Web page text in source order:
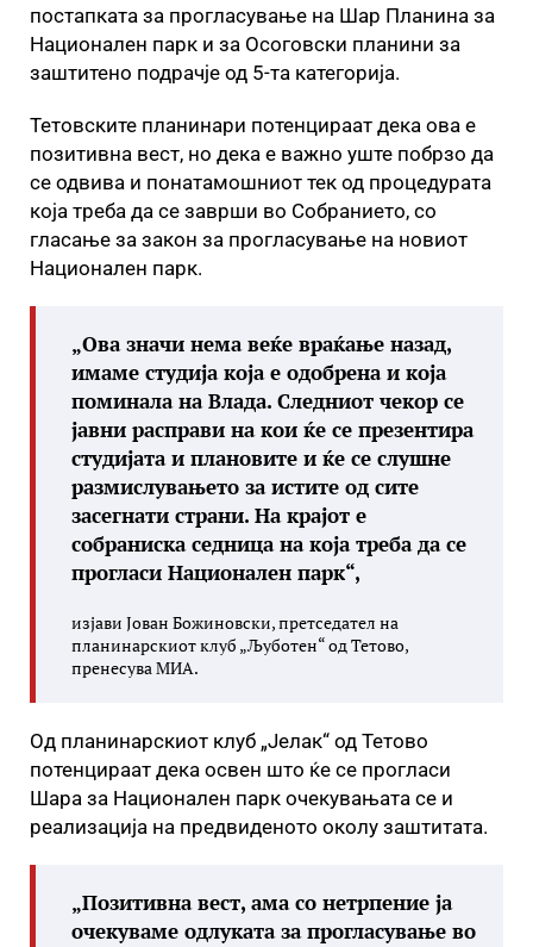
постапката за прогласување на Шар Планина за
Национален парк и за Осоговски планини за
заштитено подрачје од 5-та категорија.
Тетовските планинари потенцираат дека ова е
позитивна вест, но дека е важно уште побрзо да
се одвива и понатамошниот тек од процедурата
која треба да се заврши во Собранието, со
гласање за закон за прогласување на новиот
Национален парк.
„Ова значи нема веќе враќање назад,
имаме студија која е одобрена и која
поминала на Влада. Следниот чекор се
јавни расправи на кои ќе се презентира
студијата и плановите и ќе се слушне
размислувањето за истите од сите
засегнати страни. На крајот е
собраниска седница на која треба да се
прогласи Национален парк“,
изјави Јован Божиновски, претседател на
планинарскиот клуб „Љуботен“ од Тетово,
пренесува МИА.
Од планинарскиот клуб „Јелак“ од Тетово
потенцираат дека освен што ќе се прогласи
Шара за Национален парк очекувањата се и
реализација на предвиденото околу заштитата.
„Позитивна вест, ама со нетрпение ја
очекуваме одлуката за прогласување во